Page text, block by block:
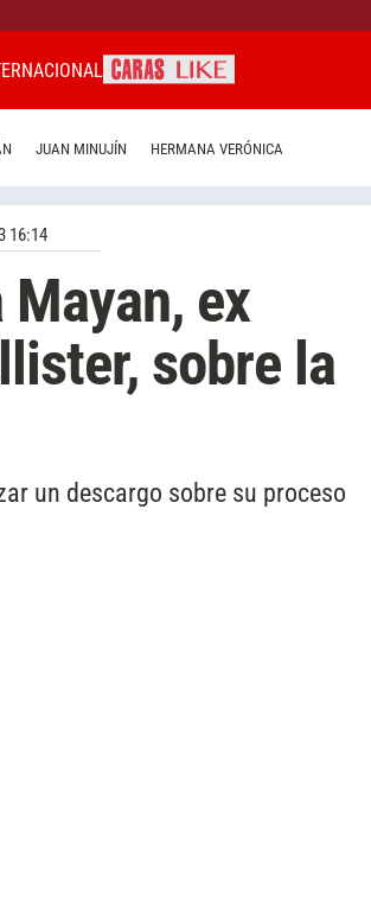
JUAN MINUJÍN HERMANA VERÓNICA
16:14
ex
sobre la
un descargo sobre su proceso